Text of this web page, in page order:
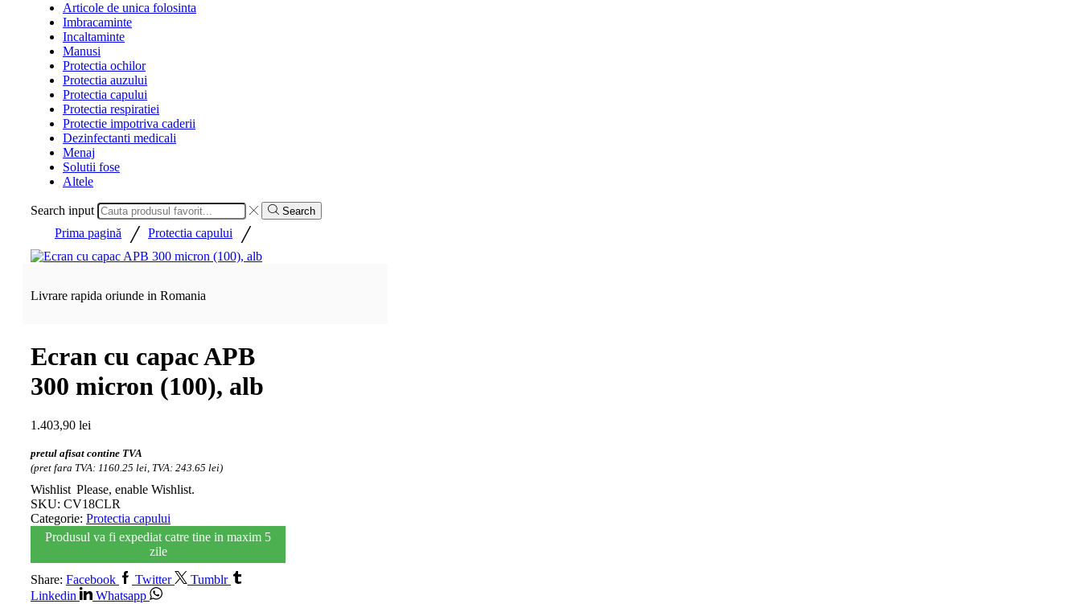
Articole de unica folosinta
Imbracaminte
Incaltaminte
Manusi
Protectia ochilor
Protectia auzului
Protectia capului
Protectia respiratiei
Protectie impotriva caderii
Dezinfectanti medicali
Menaj
Solutii fose
Altele
Search input Search
Prima pagină / Protectia capului /
Livrare rapida oriunde in Romania
Ecran cu capac APB
300 micron (100), alb
1.403,90 lei
pretul afisat contine TVA
(pret fara TVA: 1160.25 lei, TVA: 243.65 lei)
Wishlist Please, enable Wishlist.
SKU: CV18CLR
Categorie: Protectia capului
Produsul va fi expediat catre tine in maxim 5
zile
Share: Facebook Twitter
Tumblr
Linkedin
Whatsapp